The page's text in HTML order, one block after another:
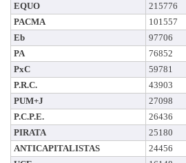
EQUO
215776
PACMA
101557
Eb
97706
PA
76852
PxC
59781
P.R.C.
43903
PUM+J
27098
P.C.P.E.
26436
PIRATA
25180
ANTICAPITALISTAS
24456